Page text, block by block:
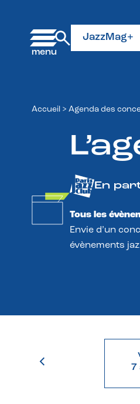
JazzMag+
Accueil > Agenda des
En
Tous les
Envie d’un
évènements
7